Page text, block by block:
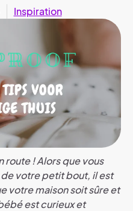
Inspiration
route ! Alors que vous
de votre petit bout, il est
votre maison soit sûre et
est curieux et